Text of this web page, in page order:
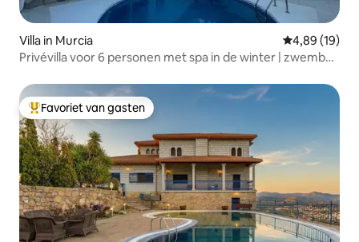
Villa in Murcia Gemiddelde
4,89 (19)
Privévilla voor 6 personen met spa in de winter | zwembad
Topfavoriet van gasten
Favoriet van gasten